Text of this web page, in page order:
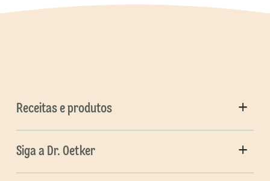
Receitas e produtos
Siga a Dr. Oetker